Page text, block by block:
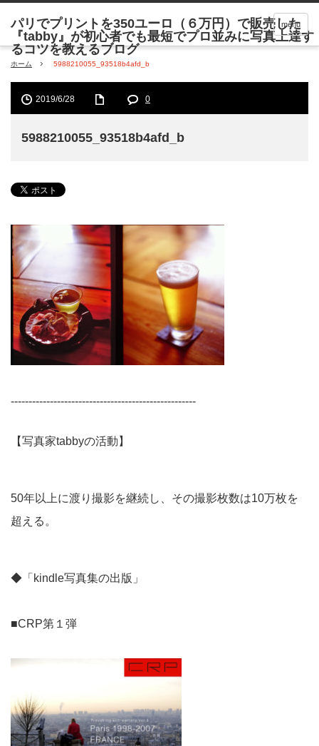
menu
ホーム 5988210055_93518b4afd_b
2019/6/28 0
5988210055_93518b4afd_b
----------------------------------------------------
【写真家tabbyの活動】
50年以上に渡り撮影を継続し、その撮影枚数は10万枚を
超える。
◆「kindle写真集の出版」
■CRP第１弾